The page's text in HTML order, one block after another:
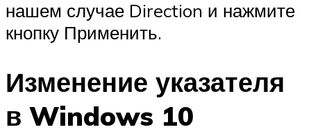
нашем случае Direction и нажмите
кнопку Применить.
Изменение указателя
в Windows 10